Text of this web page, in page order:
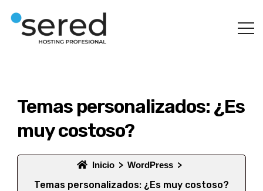
Temas personalizados: ¿Es
muy costoso?
Inicio WordPress
Temas personalizados: ¿Es muy costoso?